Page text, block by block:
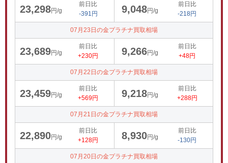
23,298円/g
前日比
-391円
9,048円/g
前日比
-218円
07月23日の金プラチナ買取相場
23,689円/g
前日比
+230円
9,266円/g
前日比
+48円
07月22日の金プラチナ買取相場
23,459円/g
前日比
+569円
9,218円/g
前日比
+288円
07月21日の金プラチナ買取相場
22,890円/g
前日比
+128円
8,930円/g
前日比
-130円
07月20日の金プラチナ買取相場